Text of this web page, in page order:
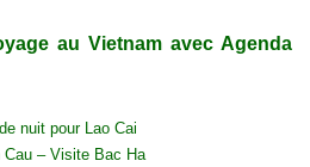
au Vietnam avec Agenda
nuit pour Lao Cai
Cau – Visite Bac Ha